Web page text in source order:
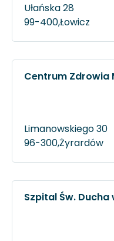
Ułańska 28
99-400,Łowicz
Centrum Zdrowia
Limanowskiego 30
96-300,Żyrardów
Szpital Św.